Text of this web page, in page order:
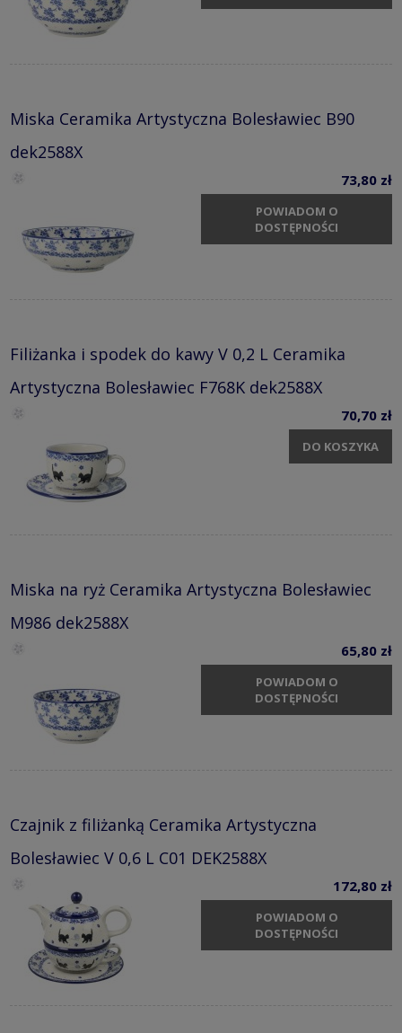
Miska Ceramika Artystyczna Bolesławiec B90
dek2588X
73,80 zł
POWIADOM O
DOSTĘPNOŚCI
Filiżanka i spodek do kawy V 0,2 L Ceramika
Artystyczna Bolesławiec F768K dek2588X
70,70 zł
DO KOSZYKA
Miska na ryż Ceramika Artystyczna Bolesławiec
M986 dek2588X
65,80 zł
POWIADOM O
DOSTĘPNOŚCI
Czajnik z filiżanką Ceramika Artystyczna
Bolesławiec V 0,6 L C01 DEK2588X
172,80 zł
POWIADOM O
DOSTĘPNOŚCI